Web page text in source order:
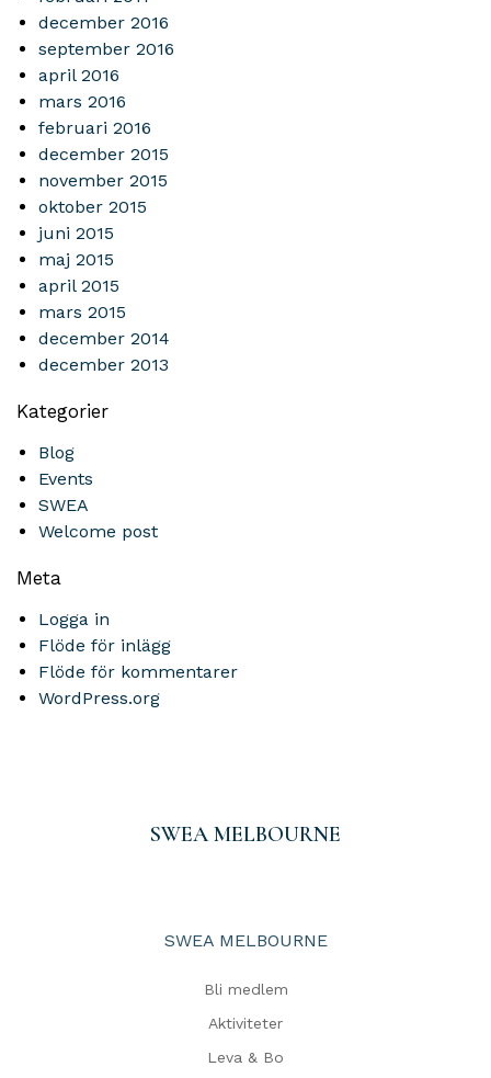
december 2016
september 2016
april 2016
mars 2016
februari 2016
december 2015
november 2015
oktober 2015
juni 2015
maj 2015
april 2015
mars 2015
december 2014
december 2013
Kategorier
Blog
Events
SWEA
Welcome post
Meta
Logga in
Flöde för inlägg
Flöde för kommentarer
WordPress.org
SWEA MELBOURNE
SWEA MELBOURNE
Bli medlem
Aktiviteter
Leva & Bo